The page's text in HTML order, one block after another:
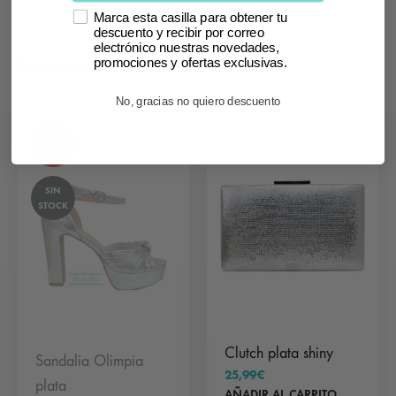
También te puede interesar
SIN
STOCK
Sandalia Olimpia
plata
Clutch plata shiny
25,99€
Marca esta casilla para obtener tu
descuento y recibir por correo
electrónico nuestras novedades,
promociones y ofertas exclusivas.
No, gracias no quiero descuento